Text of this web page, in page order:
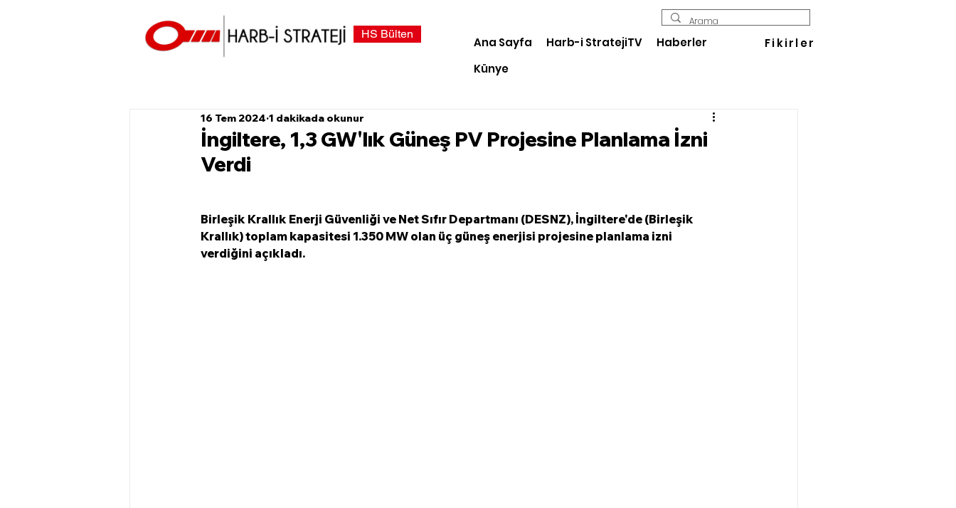
HS Bülten
Ana Sayfa Harb-i StratejiTV
Haberler
Künye
Fikirler
İngiltere, 1,3 GW'lık Güneş PV Projesine Planlama İzni
Verdi
16 Tem 2024 1 dakikada okunur
Birleşik Krallık Enerji Güvenliği ve Net Sıfır Departmanı (DESNZ), İngiltere'de (Birleşik
Krallık) toplam kapasitesi 1.350 MW olan üç güneş enerjisi projesine planlama izni
verdiğini açıkladı.